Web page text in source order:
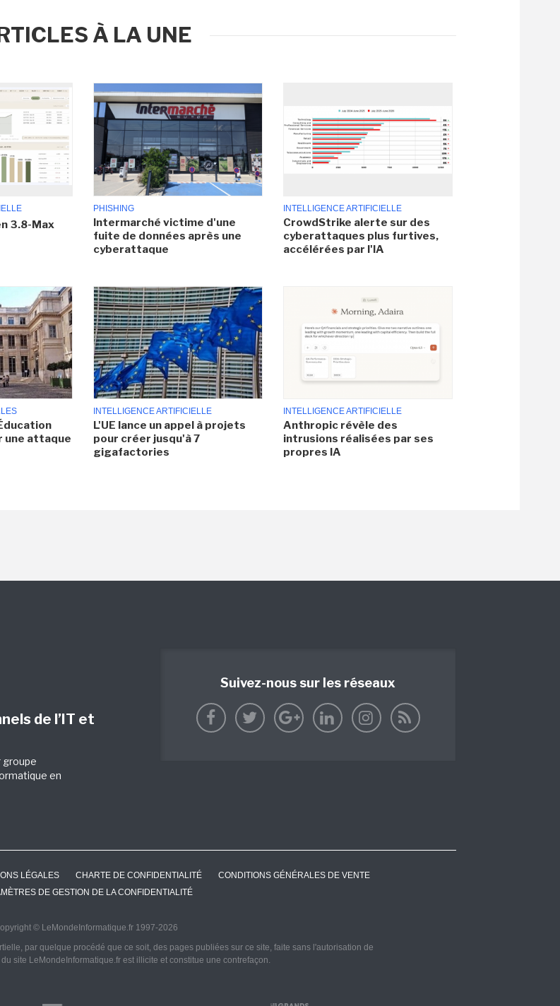
À LA UNE
3.8-Max
PHISHING
Intermarché victime d'une
fuite de données après une
cyberattaque
INTELLIGENCE ARTIFICIELLE
CrowdStrike alerte sur des
cyberattaques plus furtives,
accélérées par l'IA
une attaque
INTELLIGENCE ARTIFICIELLE
L'UE lance un appel à projets
pour créer jusqu'à 7
gigafactories
INTELLIGENCE ARTIFICIELLE
Anthropic révèle des
intrusions réalisées par ses
propres IA
de l’IT et
groupe
en
Suivez-nous sur les réseaux
LÉGALES CHARTE DE CONFIDENTIALITÉ
CONDITIONS GÉNÉRALES DE VENTE
DE GESTION DE LA CONFIDENTIALITÉ
© LeMondeInformatique.fr 1997-2026
par quelque procédé que ce soit, des pages publiées sur ce site, faite sans l'autorisation de
site LeMondeInformatique.fr est illicite et constitue une contrefaçon.